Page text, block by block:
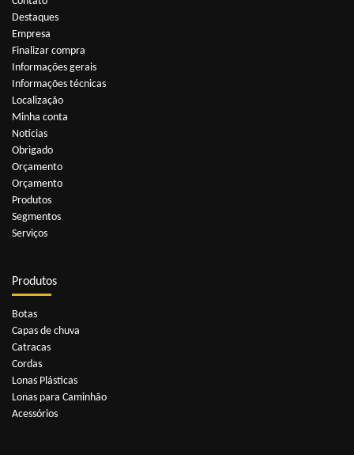
Destaques
Empresa
Finalizar compra
Informações gerais
Informações técnicas
Localização
Minha conta
Notícias
Obrigado
Orçamento
Orçamento
Produtos
Segmentos
Serviços
Produtos
Botas
Capas de chuva
Catracas
Cordas
Lonas Plásticas
Lonas para Caminhão
Acessórios